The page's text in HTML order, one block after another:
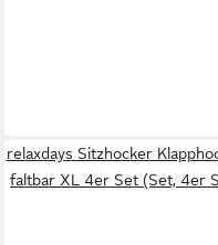
relaxdays Sitzhocker
faltbar XL 4er Set (Set, 4er